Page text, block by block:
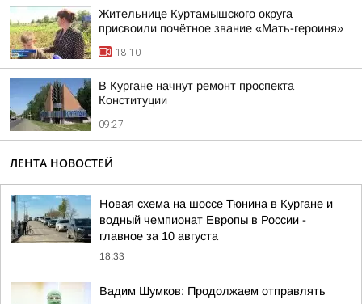
Жительнице Куртамышского округа
присвоили почётное звание «Мать-героиня»
18:10
В Кургане начнут ремонт проспекта
Конституции
09:27
ЛЕНТА НОВОСТЕЙ
Новая схема на шоссе Тюнина в Кургане и
водный чемпионат Европы в России -
главное за 10 августа
18:33
Вадим Шумков: Продолжаем отправлять